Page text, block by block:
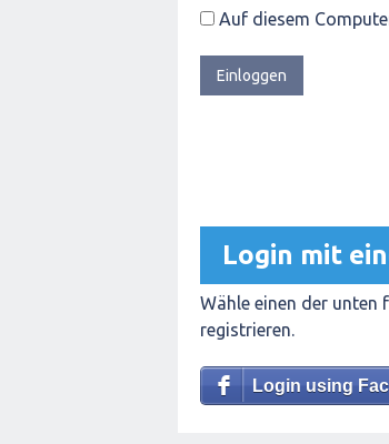
Auf diesem
Login mit
Wähle einen der unten
registrieren.
Login using